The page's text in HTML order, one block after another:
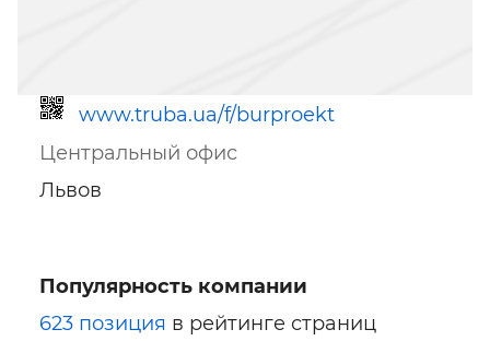
www.truba.ua/f/burproekt
Ссылка для мобильных устройств
Центральный офис
Львов
Популярность компании
623 позиция в рейтинге страниц